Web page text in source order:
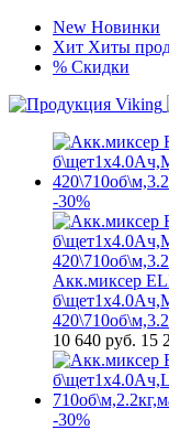
New Новинки
Хит Хиты
% Скидки
-30%
Акк.миксер
10 640 руб. 15
-30%